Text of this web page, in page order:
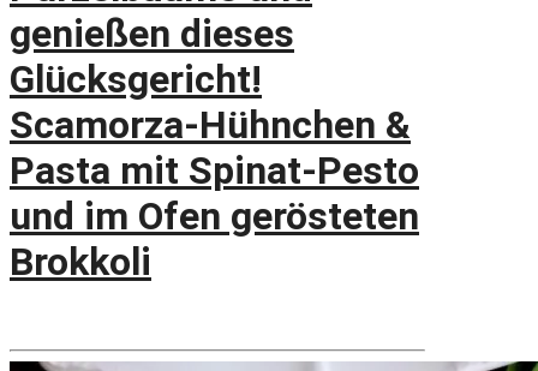
genießen dieses
Glücksgericht!
Scamorza-Hühnchen &
Pasta mit Spinat-Pesto
und im Ofen gerösteten
Brokkoli